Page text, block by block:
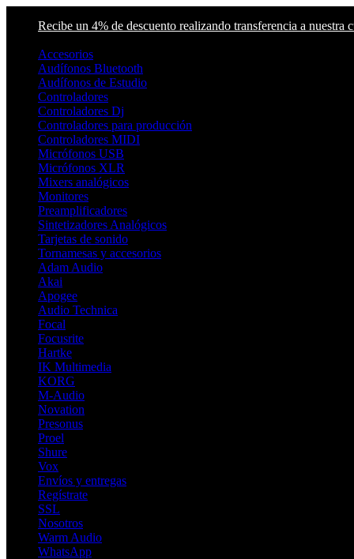
Recibe un 4% de descuento realizando transferencia a
Accesorios
Audífonos Bluetooth
Audífonos de Estudio
Controladores
Controladores Dj
Controladores para producción
Controladores MIDI
Micrófonos USB
Micrófonos XLR
Mixers analógicos
Monitores
Preamplificadores
Sintetizadores Analógicos
Tarjetas de sonido
Tornamesas y accesorios
Adam Audio
Akai
Apogee
Audio Technica
Focal
Focusrite
Hartke
IK Multimedia
KORG
M-Audio
Novation
Presonus
Proel
Shure
Vox
Envíos y entregas
Regístrate
SSL
Nosotros
Warm Audio
WhatsApp